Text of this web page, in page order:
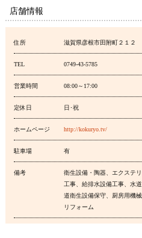
店舗情報
住所 滋賀県彦根市田附町２１２
TEL 0749-43-5785
営業時間 08:00～17:00
定休日 日･祝
ホームページ http://kokuryo.tv/
駐車場 有
備考
衛生設備・陶器、エクステ
工事、給排水設備工事、水
道衛生設備保守、厨房用機
リフォーム